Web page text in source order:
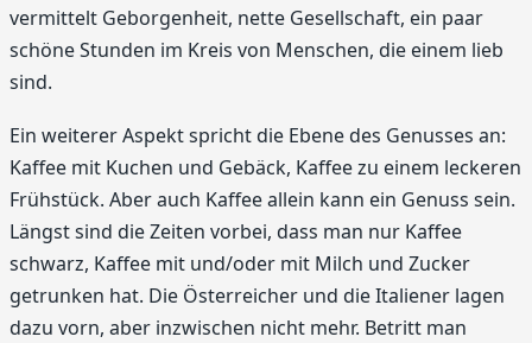
vermittelt Geborgenheit, nette Gesellschaft, ein paar
schöne Stunden im Kreis von Menschen, die einem lieb
sind.
Ein weiterer Aspekt spricht die Ebene des Genusses an:
Kaffee mit Kuchen und Gebäck, Kaffee zu einem leckeren
Frühstück. Aber auch Kaffee allein kann ein Genuss sein.
Längst sind die Zeiten vorbei, dass man nur Kaffee
schwarz, Kaffee mit und/oder mit Milch und Zucker
getrunken hat. Die Österreicher und die Italiener lagen
dazu vorn, aber inzwischen nicht mehr. Betritt man